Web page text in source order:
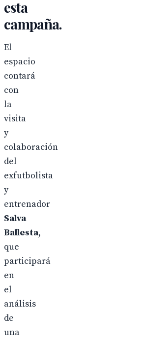
esta
campaña.
El
espacio
contará
con
la
visita
y
colaboración
del
exfutbolista
y
entrenador
Salva
Ballesta,
que
participará
en
el
análisis
de
una